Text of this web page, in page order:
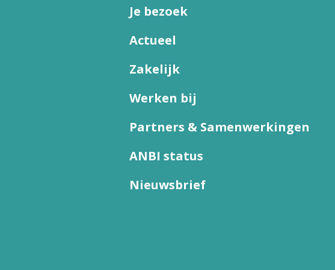
Je bezoek
Actueel
Zakelijk
Werken bij
Partners & Samenwerkingen
ANBI status
Nieuwsbrief